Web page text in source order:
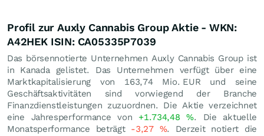
Profil zur Auxly Cannabis Group Aktie - WKN:
A42HEK ISIN: CA05335P7039
Das börsennotierte Unternehmen Auxly Cannabis Group ist
in Kanada gelistet. Das Unternehmen verfügt über eine
Marktkapitalisierung von 163,74 Mio. EUR und seine
Geschäftsaktivitäten sind vorwiegend der Branche
Finanzdienstleistungen zuzuordnen. Die Aktie verzeichnet
eine Jahresperformance von +1.734,48%. Die aktuelle
Monatsperformance beträgt -3,27 %. Derzeit notiert die